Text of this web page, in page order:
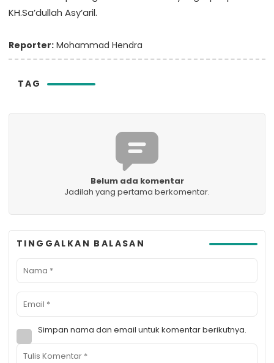
KH.Sa’dullah Asy’aril.
Reporter: Mohammad Hendra
TAG
Belum ada komentar
Jadilah yang pertama berkomentar.
TINGGALKAN BALASAN
Simpan nama dan email untuk komentar berikutnya.